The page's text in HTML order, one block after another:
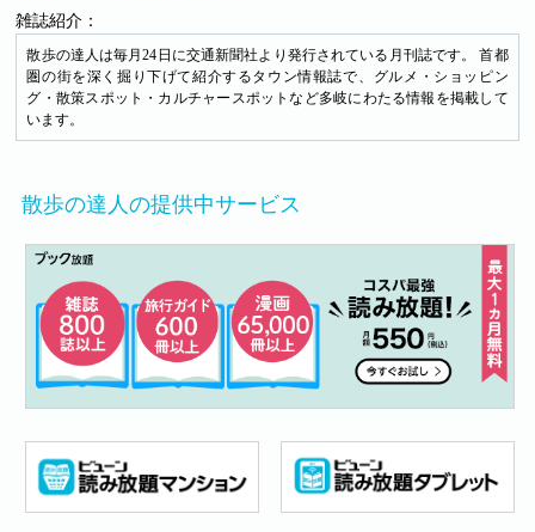
雑誌紹介：
散歩の達人は毎月24日に交通新聞社より発行されている月刊誌です。 首都
圏の街を深く掘り下げて紹介するタウン情報誌で、 グルメ・ショッピン
グ・散策スポット・カルチャースポットなど多岐にわたる情報を掲載して
います。
散歩の達人の提供中サービス